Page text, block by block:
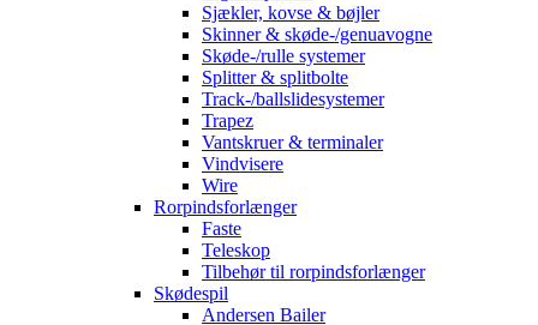
Sjækler, kovse & bøjler
Skinner & skøde-/genuavogne
Skøde-/rulle systemer
Splitter & splitbolte
Track-/ballslidesystemer
Trapez
Vantskruer & terminaler
Vindvisere
Wire
Rorpindsforlænger
Faste
Teleskop
Tilbehør til rorpindsforlænger
Skødespil
Andersen Bailer